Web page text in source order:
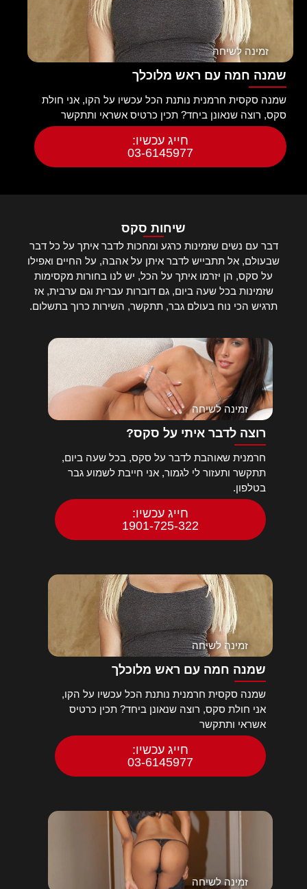
זמינה לשיחה
שמנה חמה עם ראש מלוכלך
שמנה סקסית חרמנית נותנת הכל עכשיו על הקו, אני חולת
סקס, רוצה שנאונן ביחד? תכין כרטיס אשראי ותתקשר
חייג עכשיו:
03-6145977
שיחות סקס
דבר עם נשים שזמינות כרגע ומחכות לדבר איתך על כל דבר
שבעולם, אל תתבייש לדבר איתן על אהבה, על החיים ואפילו
על סקס, הן יזרמו איתך על הכל, יש לנו בחורות מקסימות
שזמינות בכל שעה ביום, גם דוברות עברית וגם ערבית, אז
תרגיש הכי נוח בעולם גבר, תתקשר, השירות כרוך בתשלום.
זמינה לשיחה
רוצה לדבר איתי על סקס?
חרמנית שאוהבת לדבר על סקס, בכל שעה ביום,
תתקשר ותעזור לי לגמור, אני חייבת לשמוע גבר
בטלפון.
חייג עכשיו:
1901-725-322
זמינה לשיחה
שמנה חמה עם ראש מלוכלך
שמנה סקסית חרמנית נותנת הכל עכשיו על הקו,
אני חולת סקס, רוצה שנאונן ביחד? תכין כרטיס
אשראי ותתקשר
חייג עכשיו:
03-6145977
זמינה לשיחה